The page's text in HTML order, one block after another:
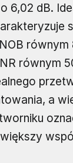
6,02 dB.
równym
równym
a